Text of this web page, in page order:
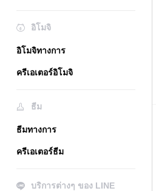
อิโมจิ
อิโมจิทางการ
ครีเอเตอร์อิโมจิ
ธีม
ธีมทางการ
ครีเอเตอร์ธีม
บริการต่างๆ ของ LINE